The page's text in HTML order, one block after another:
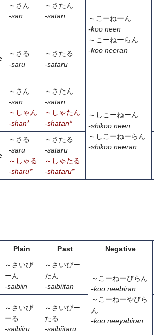
～さん
-san
～さたん
-satan
～こーねーん
-koo neen
～こーねーらん
-koo neeran
～さる
-saru
～さたる
-sataru
～さん
-san
～しゃん
-shan*
～さたん
-satan
～しゃたん
-shatan*
～しこーねーん
-shikoo neen
～しこーねーらん
-shikoo neeran
～さる
-saru
～しゃる
-sharu*
～さたる
-sataru
～しゃたる
-shataru*
Plain Past Negative
～さいび
ーん
-saibiin
～さいびー
たん
-saibiitan
～こーねーびらん
-koo neebiran
～こーねーやびら
ん
-koo neeyabiran
～さいび
ーる
-saibiiru
～さいびー
たる
-saibiitaru